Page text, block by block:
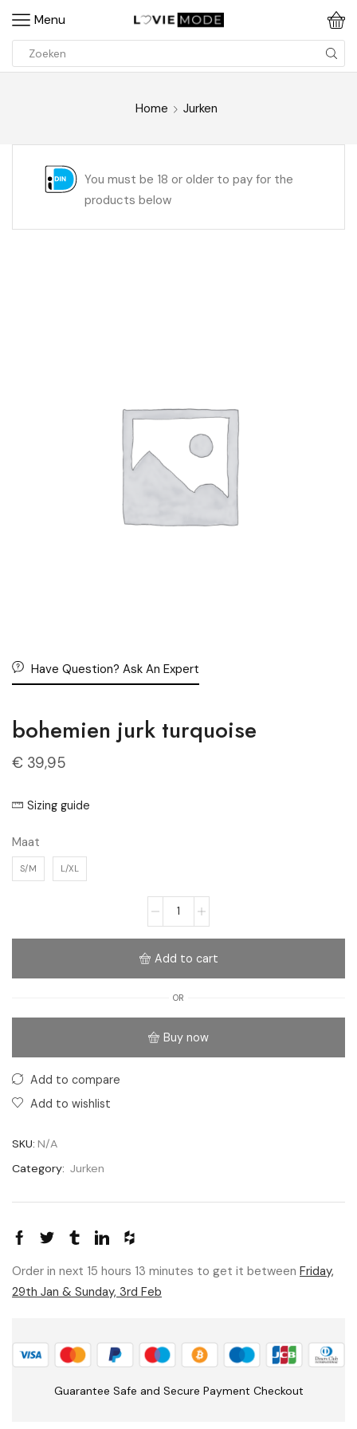
Menu
Home Jurken
You must be 18 or older to pay for the
products below
Have Question? Ask An Expert
bohemien jurk turquoise
€ 39,95
Sizing guide
Maat
S/M L/XL
Add to cart
OR
Buy now
Add to compare
Add to wishlist
SKU: N/A
Category: Jurken
Order in next 15 hours 13 minutes to get it between Friday,
29th Jan & Sunday, 3rd Feb
Guarantee Safe and Secure Payment Checkout